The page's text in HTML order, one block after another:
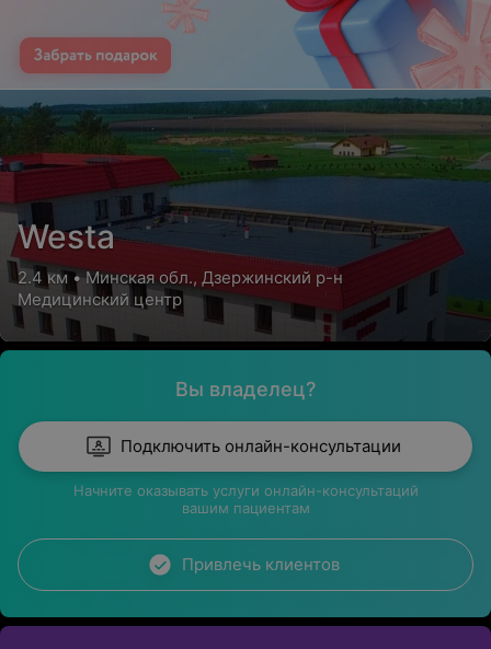
Westa
2.4 км • Минская обл., Дзержинский р-н
Медицинский центр
Вы владелец?
Подключить онлайн-консультации
Начните оказывать услуги онлайн-консультаций
вашим пациентам
Привлечь клиентов